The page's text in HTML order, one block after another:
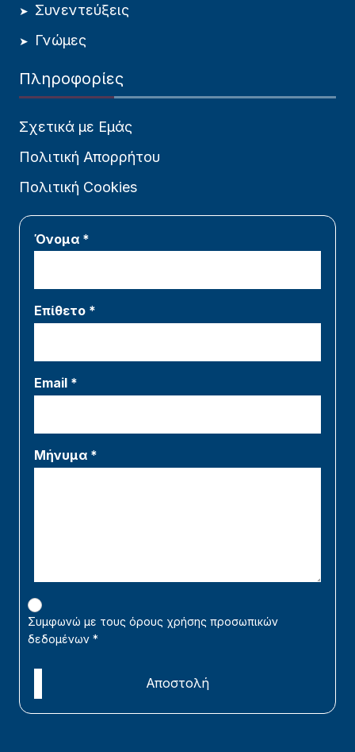
Συνεντεύξεις
Γνώμες
Πληροφορίες
Σχετικά με Εμάς
Πολιτική Απορρήτου
Πολιτική Cookies
Όνομα *
Επίθετο *
Email *
Μήνυμα *
Συμφωνώ με τους όρους χρήσης προσωπικών
δεδομένων *
Αποστολή